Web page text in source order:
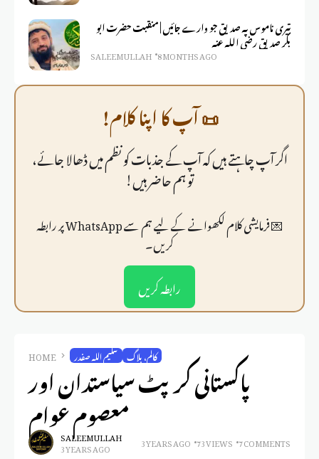
تیری ناموس پہ صدیق جو وارے جائیں | منقبت حضرت ابو
بکر صدیق رضی اللہ عنہ
SALEEM ULLAH 8 MONTHS AGO
📜 آپ کا اپنا کلام!
اگر آپ چاہتے ہیں کہ آپ کے جذبات کو نظم میں ڈھالا جائے،
تو ہم حاضر ہیں!
💌 فرمايشی کلام لکھوانے کے لیے ہم سے WhatsApp پر رابطہ
کریں۔
رابطہ کریں
HOME سلیم اللہ صفدر کالم، بلاگ
پاکستانی کرپٹ سیاستدان اور
معصوم عوام
SALEEM ULLAH
3 YEARS AGO 3 YEARS AGO 73 VIEWS 7 COMMENTS